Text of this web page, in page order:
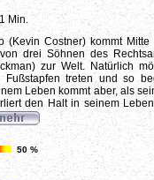
Min.
(Kevin Costner) kommt
drei Söhnen des
zur Welt. Natürlich
treten und so
Leben kommt aber, als
den Halt in seinem
50 %